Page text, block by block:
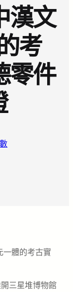
漢文
考
零件
一體的考古實
三星堆博物館